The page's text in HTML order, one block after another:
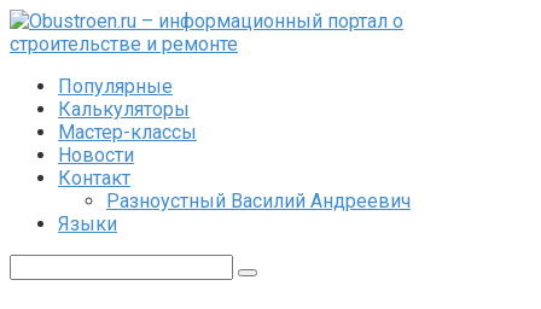
Перейти
к
Популярные
Калькуляторы
Мастер-классы
Новости
Контакт
Разноустный Василий Андреевич
Языки